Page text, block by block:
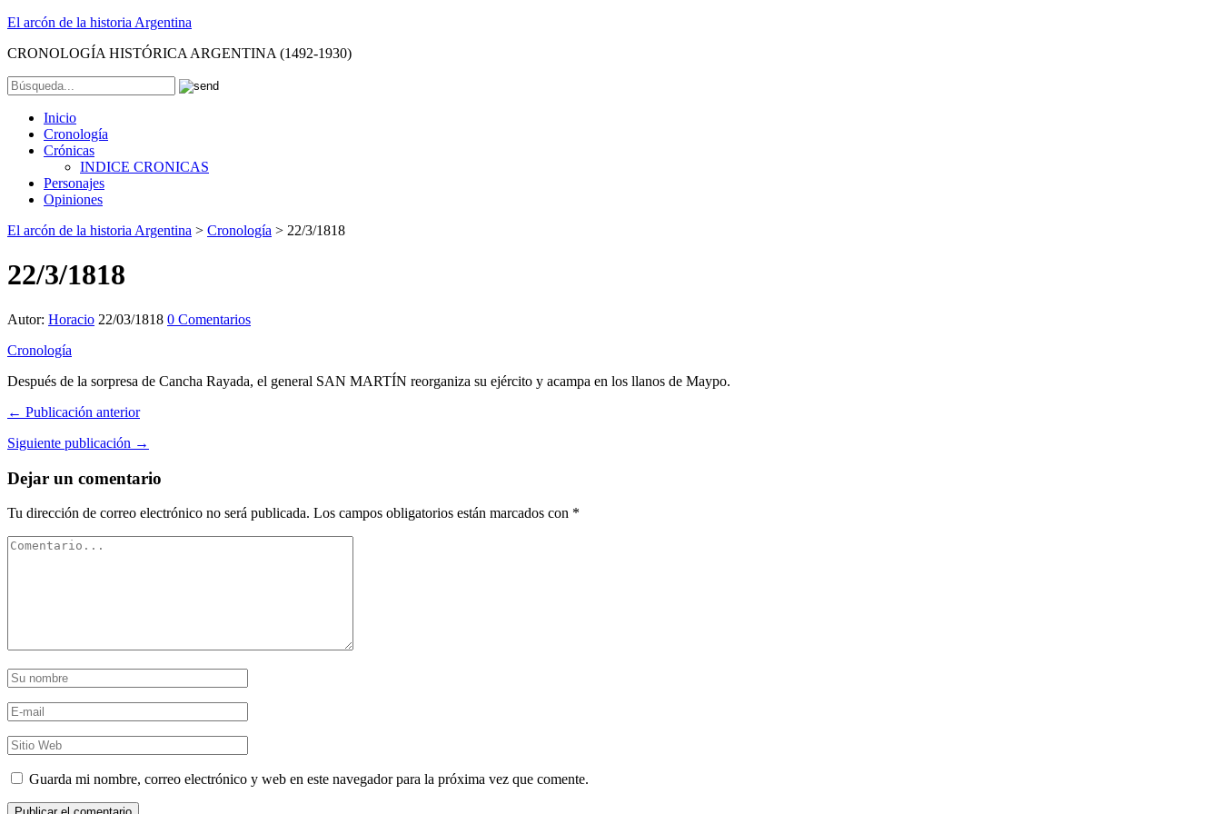
El arcón de la historia Argentina
CRONOLOGÍA HISTÓRICA ARGENTINA (1492-1930)
Inicio
Cronología
Crónicas
INDICE CRONICAS
Personajes
Opiniones
El arcón de la historia Argentina > Cronología > 22/3/1818
22/3/1818
Autor: Horacio 22/03/1818 0 Comentarios
Cronología
Después de la sorpresa de Cancha Rayada, el general SAN MARTÍN reorganiza su ejército y acampa en los llanos de Maypo.
← Publicación anterior
Siguiente publicación →
Dejar un comentario
Tu dirección de correo electrónico no será publicada. Los campos obligatorios están marcados con *
Guarda mi nombre, correo electrónico y web en este navegador para la próxima vez que comente.